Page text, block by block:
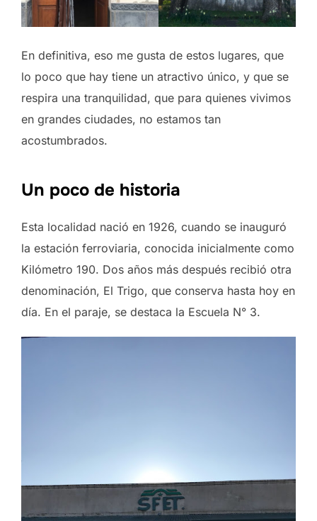
En definitiva, eso me gusta de estos lugares, que
lo poco que hay tiene un atractivo único, y que se
respira una tranquilidad, que para quienes vivimos
en grandes ciudades, no estamos tan
acostumbrados.
Un poco de historia
Esta localidad nació en 1926, cuando se inauguró
la estación ferroviaria, conocida inicialmente como
Kilómetro 190. Dos años más después recibió otra
denominación, El Trigo, que conserva hasta hoy en
día. En el paraje, se destaca la Escuela N° 3.